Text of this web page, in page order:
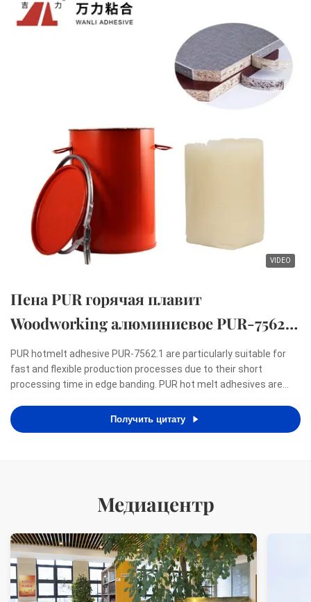
VIDEO
Пена PUR горячая плавит
Woodworking алюминиевое PUR-7562.1
прилипателей
PUR hotmelt adhesive PUR-7562.1 are particularly suitable for
fast and flexible production processes due to their short
processing time in edge banding. PUR hot melt adhesives are
zero-bondline appearance as well as resistance to heat, ...
Получить цитату
Медиацентр